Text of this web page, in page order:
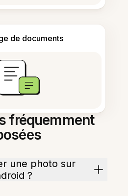
de documents
fréquemment
une photo sur
?